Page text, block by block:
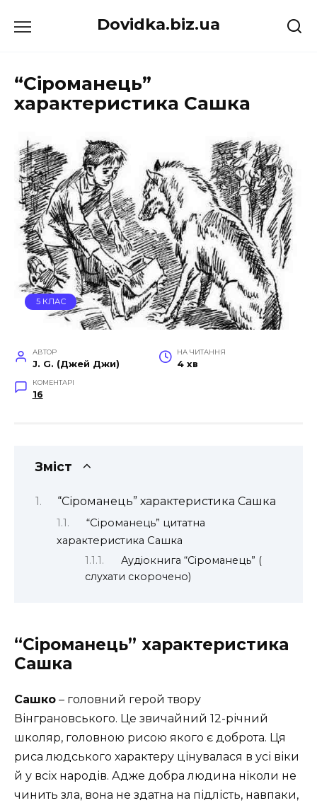
до
Dovidka.biz.ua
“Сіроманець”
характеристика Сашка
5 КЛАС
АВТОР
J. G. (Джей Джи)
НА ЧИТАННЯ
4 хв
КОМЕНТАРІ
16
Зміст
“Сіроманець” характеристика Сашка
“Сіроманець” цитатна
характеристика Сашка
Аудіокнига “Сіроманець” (
слухати скорочено)
“Сіроманець” характеристика
Сашка
Сашко – головний герой твору
Вінграновського. Це звичайний 12-річний
школяр, головною рисою якого є доброта. Ця
риса людського характеру цінувалася в усі віки
й у всіх народів. Адже добра людина ніколи не
чинить зла, вона не здатна на підлість, навпаки,